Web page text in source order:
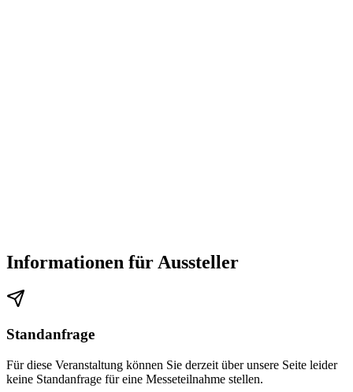
Informationen für Aussteller
Standanfrage
Für diese Veranstaltung können Sie derzeit über unsere Seite leider
keine Standanfrage für eine Messeteilnahme stellen.